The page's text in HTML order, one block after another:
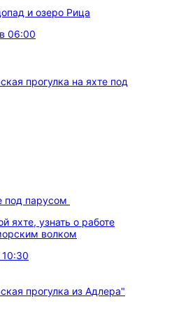
и озеро Рица
06:00
под парусом
яхте, узнать о работе
волком
10:30